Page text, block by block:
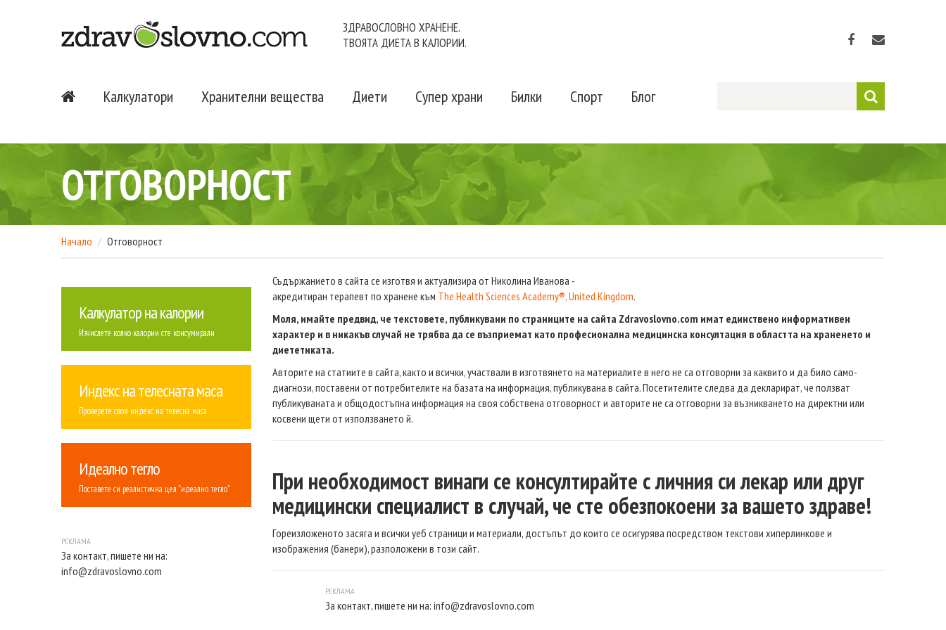
ЗДРАВОСЛОВНО ХРАНЕНЕ.
ТВОЯТА ДИЕТА В КАЛОРИИ.
Калкулатори Хранителни вещества Диети Супер храни Билки Спорт Блог
ОТГОВОРНОСТ
Начало Отговорност
Калкулатор на калории
Изчислете колко калории сте консумирали
Индекс на телесната маса
Проверете своя индекс на телесна маса
Идеално тегло
Поставете си реалистична цел "идеално тегло"
За контакт, пишете ни на:
info@zdravoslovno.com
Съдържанието в сайта се изготвя и актуализира от Николина Иванова -
акредитиран терапевт по хранене към The Health Sciences Academy®, United Kingdom.
Моля, имайте предвид, че текстовете, публикувани по страниците на сайтa Zdravoslovno.com имат единствено информативен
характер и в никакъв случай не трябва да се възприемат като професионална медицинска консултация в областта на храненето и
диететиката.
Авторите на статиите в сайта, както и всички, участвали в изготвянето на материалите в него не са отговорни за каквито и да било само-
диагнози, поставени от потребителите на базата на информация, публикувана в сайта. Посетителите следва да декларират, че ползват
публикуваната и общодостъпна информация на своя собствена отговорност и авторите не са отговорни за възникването на директни или
косвени щети от използването й.
При необходимост винаги се консултирайте с личния си лекар или друг
медицински специалист в случай, че сте обезпокоени за вашето здраве!
Гореизложеното засяга и всички уеб страници и материали, достъпът до които се осигурява посредством текстови хиперлинкове и
изображения (банери), разположени в този сайт.
За контакт, пишете ни на: info@zdravoslovno.com